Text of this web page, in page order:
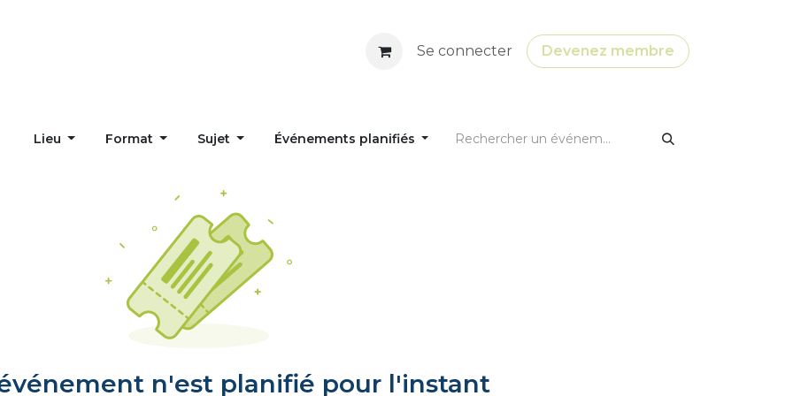
Se connecter Devenez membre
Lieu Format Sujet Événements planifiés
n'est planifié pour l'instant